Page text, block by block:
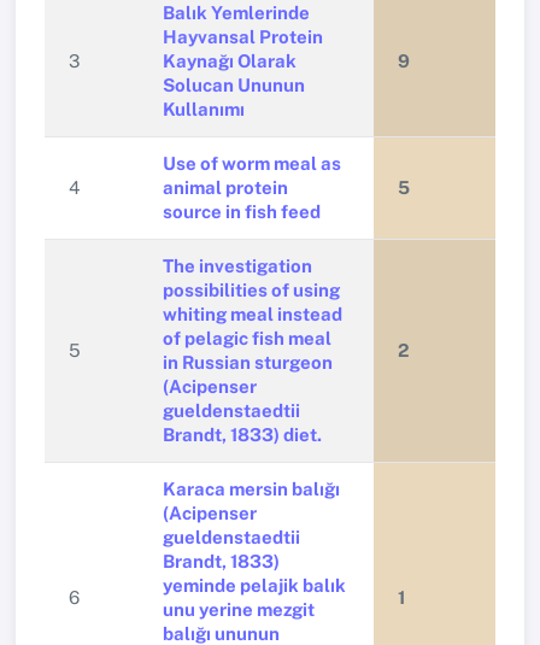
3
Balık Yemlerinde
Hayvansal Protein
Kaynağı Olarak
Solucan Ununun
Kullanımı
9
4
Use of worm meal as
animal protein
source in fish feed
5
5
The investigation
possibilities of using
whiting meal instead
of pelagic fish meal
in Russian sturgeon
(Acipenser
gueldenstaedtii
Brandt, 1833) diet.
2
6
Karaca mersin balığı
(Acipenser
gueldenstaedtii
Brandt, 1833)
yeminde pelajik balık
unu yerine mezgit
balığı ununun
1